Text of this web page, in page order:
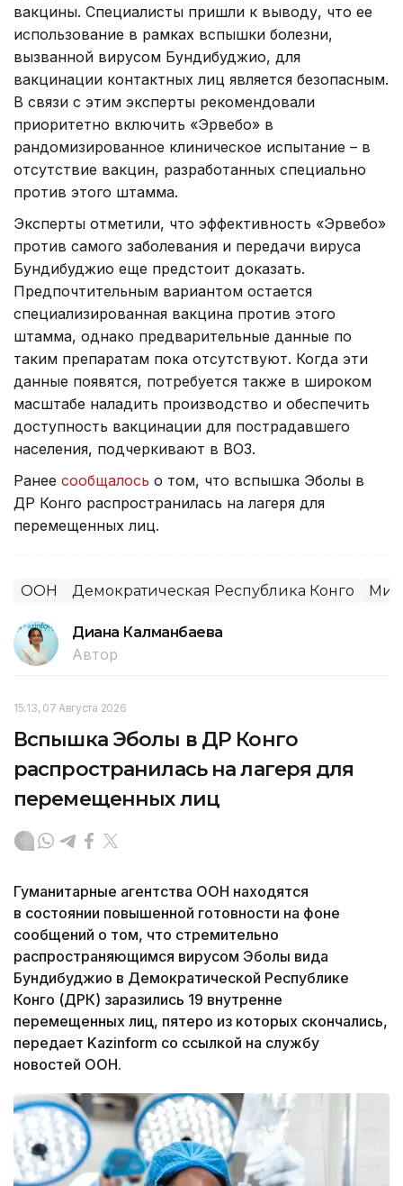
вакцины. Специалисты пришли к выводу, что ее
использование в рамках вспышки болезни,
вызванной вирусом Бундибуджио, для
вакцинации контактных лиц является безопасным.
В связи с этим эксперты рекомендовали
приоритетно включить «Эрвебо» в
рандомизированное клиническое испытание – в
отсутствие вакцин, разработанных специально
против этого штамма.
Эксперты отметили, что эффективность «Эрвебо»
против самого заболевания и передачи вируса
Бундибуджио еще предстоит доказать.
Предпочтительным вариантом остается
специализированная вакцина против этого
штамма, однако предварительные данные по
таким препаратам пока отсутствуют. Когда эти
данные появятся, потребуется также в широком
масштабе наладить производство и обеспечить
доступность вакцинации для пострадавшего
населения, подчеркивают в ВОЗ.
Ранее сообщалось о том, что вспышка Эболы в
ДР Конго распространилась на лагеря для
перемещенных лиц.
ООН Демократическая Республика Конго
Диана Калманбаева
Автор
15:13, 07 Августа 2026
Вспышка Эболы в ДР Конго
распространилась на лагеря для
перемещенных лиц
Гуманитарные агентства ООН находятся
в состоянии повышенной готовности на фоне
сообщений о том, что стремительно
распространяющимся вирусом Эболы вида
Бундибуджио в Демократической Республике
Конго (ДРК) заразились 19 внутренне
перемещенных лиц, пятеро из которых скончались,
передает Kazinform со ссылкой на службу
новостей ООН.